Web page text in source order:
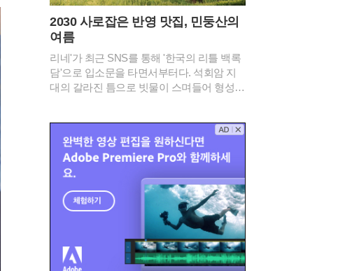
2030 사로잡은 반영 맛집, 민둥산의
여름
리네'가 최근 SNS를 통해 '한국의 리틀 백록
담'으로 입소문을 타면서부터다. 석회암 지
대의 갈라진 틈으로 빗물이 스며들어 형성된
름의 기록적인 폭염 속에서도 이곳은 섭씨 2
0도 안팎의 서늘한 기온을 유지하며 피서객
들에게 새로운 트레킹 성지로 급부상했다.민
둥산 돌리네의 가장 큰 매력은 주변 능선이
물 표면에 그대로 비치는 투명한 반영에 있
다. 초록빛 억새 군락이 물웅덩이를 감싸 안
은 모습은 마치 정교하게 연출된 컴퓨터 배
경 화면을 연상케 한다. 과거 주민들이 산나
물 채취를 위해 매년 불을 놓았던 습관 덕분
에 정상부에 나무가 거의 없는 독특한 지형